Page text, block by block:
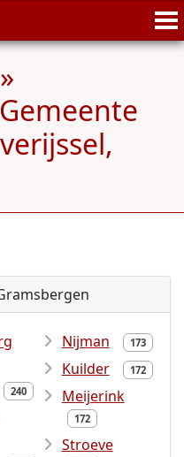
»
240
Nijman 173
Kuilder 172
Meijerink
172
Stroeve